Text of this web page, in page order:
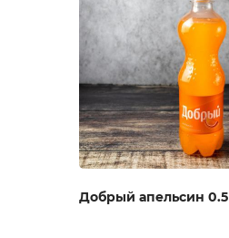
Добрый апельсин 0.5